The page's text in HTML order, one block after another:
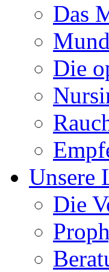
Das
Die
Unsere
Die